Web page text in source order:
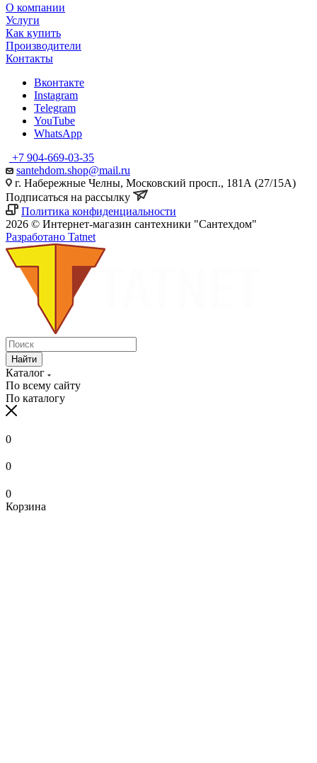
О компании
Услуги
Как купить
Производители
Контакты
Вконтакте
Instagram
Telegram
YouTube
WhatsApp
+7 904-669-03-35
santehdom.shop@mail.ru
г. Набережные Челны, Московский просп., 181А (27/15А)
Подписаться на рассылку
Политика конфиденциальности
2026 © Интернет-магазин сантехники "Сантехдом"
Разработано Tatnet
Найти
Каталог
По всему сайту
По каталогу
0
0
0
Корзина